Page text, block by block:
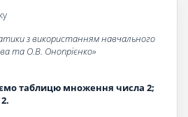
з використанням навчального
та О.В. Онопрієнко»
таблицю множення числа 2;